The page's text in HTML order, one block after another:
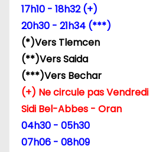
17h10 - 18h32 (+)
20h30 - 21h34 (***)
(*)Vers Tlemcen
(**)Vers Saida
(***)Vers Bechar
(+) Ne circule pas Vendredi
Sidi Bel-Abbes - Oran
04h30 - 05h30
07h06 - 08h09